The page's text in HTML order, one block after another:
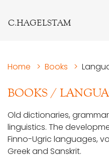
C.HAGELSTAM
Home > Books >
BOOKS /
Old dictionaries,
linguistics. The
Finno-Ugric languages,
Greek and Sanskrit.